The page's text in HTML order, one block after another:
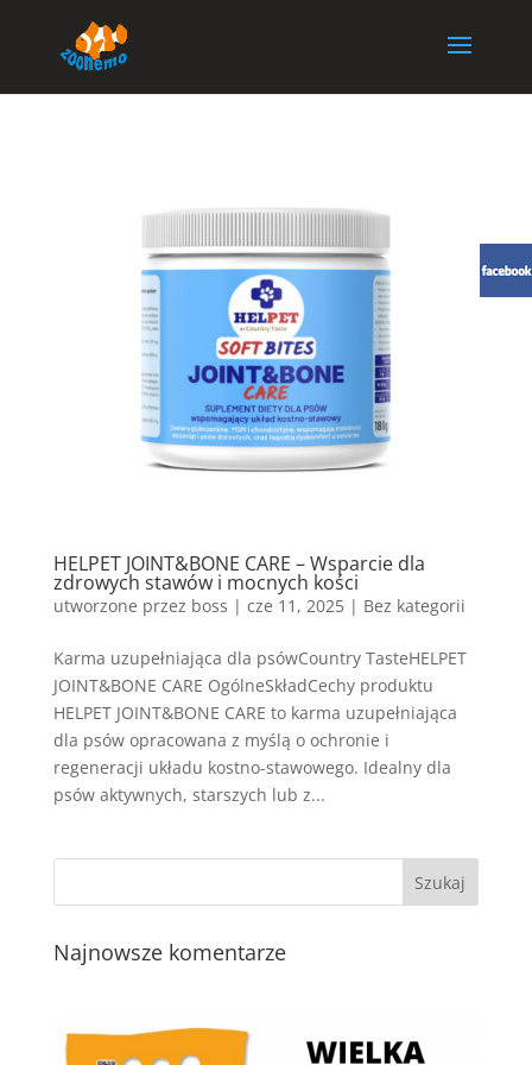
HELPET JOINT&BONE CARE – Wsparcie dla
zdrowych stawów i mocnych kości
utworzone przez boss | cze 11, 2025| Bez kategorii
Karma uzupełniająca dla psówCountry TasteHELPET
JOINT&BONE CARE OgólneSkładCechy produktu
HELPET JOINT&BONE CARE to karma uzupełniająca
dla psów opracowana z myślą o ochronie i
regeneracji układu kostno-stawowego. Idealny dla
psów aktywnych, starszych lub z...
Najnowsze komentarze